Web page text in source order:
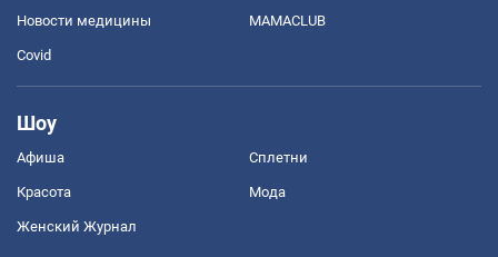
Новости медицины MAMACLUB
Covid
Шоу
Афиша Сплетни
Красота Мода
Женский Журнал